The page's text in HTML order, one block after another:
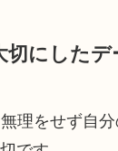
切にしたデ
理をせず自